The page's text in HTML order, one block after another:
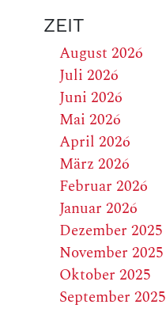
ZEIT
August 2026
Juli 2026
Juni 2026
Mai 2026
April 2026
März 2026
Februar 2026
Januar 2026
Dezember 2025
November 2025
Oktober 2025
September 2025